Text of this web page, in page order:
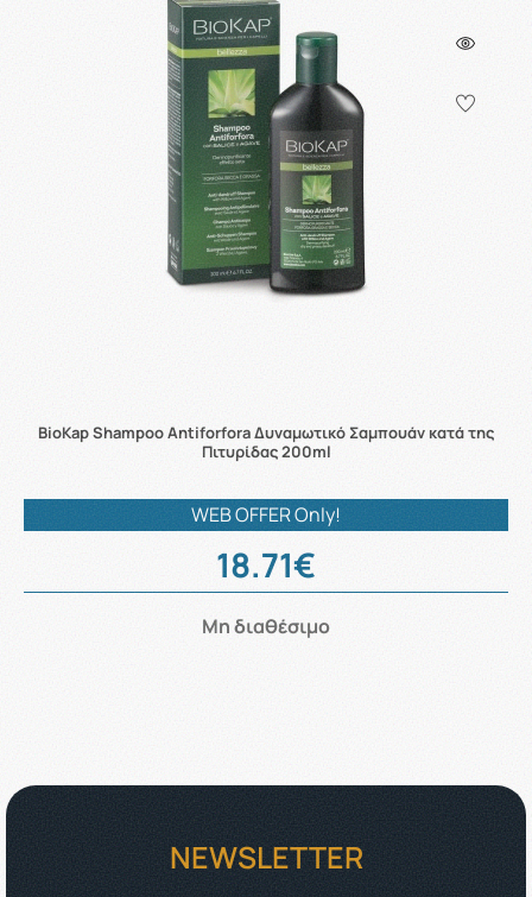
BioKap Shampoo Antiforfora Δυναμωτικό Σαμπουάν κατά της
Πιτυρίδας 200ml
WEB OFFER Only!
18.71€
Μη διαθέσιμο
NEWSLETTER